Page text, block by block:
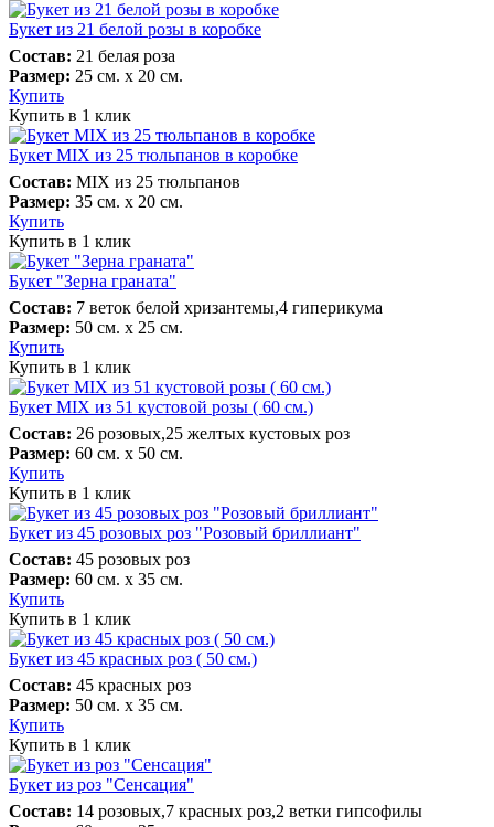
Букет из 21 белой розы в коробке
Состав: 21 белая роза
Размер: 25 см. х 20 см.
Купить
Купить в 1 клик
Букет MIX из 25 тюльпанов в коробке
Состав: MIX из 25 тюльпанов
Размер: 35 см. х 20 см.
Купить
Купить в 1 клик
Букет "Зерна граната"
Состав: 7 веток белой хризантемы,4 гиперикума
Размер: 50 см. х 25 см.
Купить
Купить в 1 клик
Букет MIX из 51 кустовой розы ( 60 см.)
Состав: 26 розовых,25 желтых кустовых роз
Размер: 60 см. х 50 см.
Купить
Купить в 1 клик
Букет из 45 розовых роз "Розовый бриллиант"
Состав: 45 розовых роз
Размер: 60 см. х 35 см.
Купить
Купить в 1 клик
Букет из 45 красных роз ( 50 см.)
Состав: 45 красных роз
Размер: 50 см. х 35 см.
Купить
Купить в 1 клик
Букет из роз "Сенсация"
Состав: 14 розовых,7 красных роз,2 ветки гипсофилы